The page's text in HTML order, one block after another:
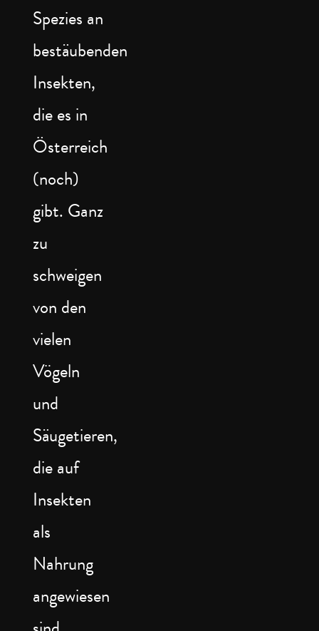
Spezies an
bestäubenden
Insekten,
die es in
Österreich
(noch)
gibt. Ganz
zu
schweigen
von den
vielen
Vögeln
und
Säugetieren,
die auf
Insekten
als
Nahrung
angewiesen